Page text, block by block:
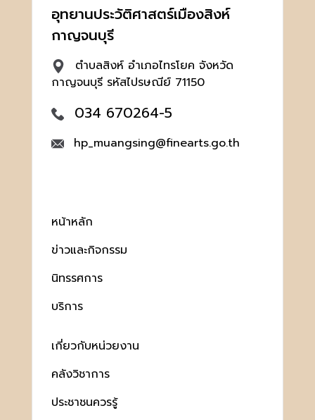
อุทยานประวัติศาสตร์เมืองสิงห์
กาญจนบุรี
ตำบลสิงห์ อำเภอไทรโยค จังหวัด
กาญจนบุรี รหัสไปรษณีย์ 71150
034 670264-5
hp_muangsing@finearts.go.th
หน้าหลัก
ข่าวและกิจกรรม
นิทรรศการ
บริการ
เกี่ยวกับหน่วยงาน
คลังวิชาการ
ประชาชนควรรู้